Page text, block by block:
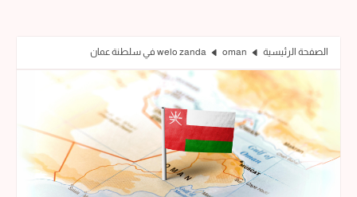
الصفحة الرئيسية oman welo zanda في سلطنة عمان